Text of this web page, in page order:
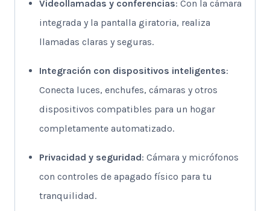
Videollamadas y conferencias: Con la cámara
integrada y la pantalla giratoria, realiza
llamadas claras y seguras.
Integración con dispositivos inteligentes:
Conecta luces, enchufes, cámaras y otros
dispositivos compatibles para un hogar
completamente automatizado.
Privacidad y seguridad: Cámara y micrófonos
con controles de apagado físico para tu
tranquilidad.